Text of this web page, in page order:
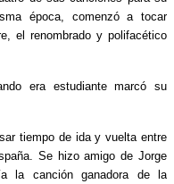
época, comenzó a tocar
el renombrado y polifacético
era estudiante marcó su
tiempo de ida y vuelta entre
Se hizo amigo de Jorge
la canción ganadora de la